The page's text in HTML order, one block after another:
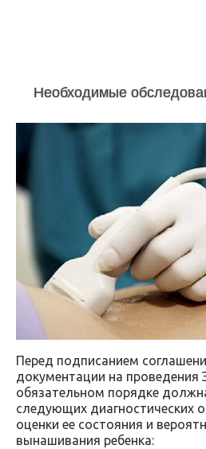
Необходимые
Перед подписанием
документации на
обязательном порядке
следующих диагностических
оценки ее состояния и
вынашивания ребенка: